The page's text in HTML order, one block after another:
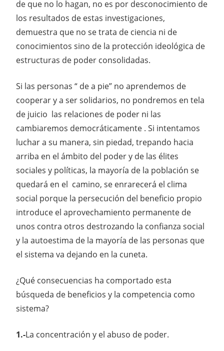
de que no lo hagan, no es por desconocimiento de
los resultados de estas investigaciones,
demuestra que no se trata de ciencia ni de
conocimientos sino de la protección ideológica de
estructuras de poder consolidadas.
Si las personas “ de a pie” no aprendemos de
cooperar y a ser solidarios, no pondremos en tela
de juicio las relaciones de poder ni las
cambiaremos democráticamente . Si intentamos
luchar a su manera, sin piedad, trepando hacia
arriba en el ámbito del poder y de las élites
sociales y políticas, la mayoría de la población se
quedará en el camino, se enrarecerá el clima
social porque la persecución del beneficio propio
introduce el aprovechamiento permanente de
unos contra otros destrozando la confianza social
y la autoestima de la mayoría de las personas que
el sistema va dejando en la cuneta.
¿Qué consecuencias ha comportado esta
búsqueda de beneficios y la competencia como
sistema?
1.-La concentración y el abuso de poder.